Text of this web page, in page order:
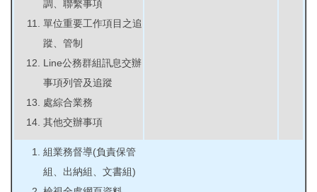
調、聯繫事項
單位重要工作項目之追
蹤、管制
Line公務群組訊息交辦
事項列管及追蹤
處綜合業務
其他交辦事項
組業務督導(負責保管
組、出納組、文書組)